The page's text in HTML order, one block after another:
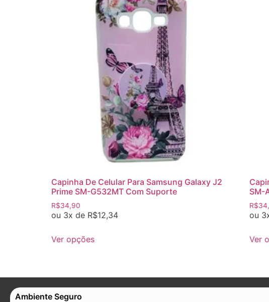
Capinha De Celular Para Samsung Galaxy J2
Prime SM-G532MT Com Suporte
R$34,90
ou 3x de R$12,34
Ver opções
SM-
R$
ou
Ver
Ambiente Seguro